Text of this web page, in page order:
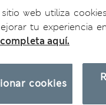
web utiliza
tu experiencia
aquí.
cookies